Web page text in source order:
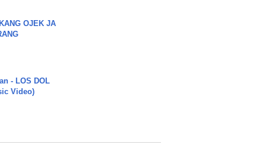
OJEK JA
- LOS DOL
Video)